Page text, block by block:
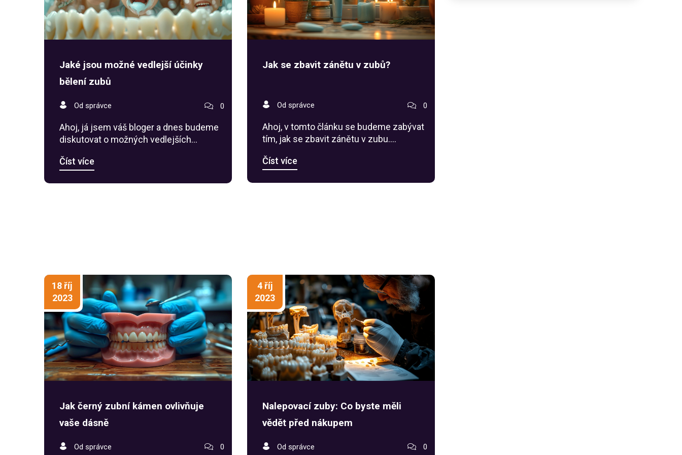
Jaké jsou možné vedlejší účinky
bělení zubů
Od správce 0
Ahoj, já jsem váš bloger a dnes budeme
diskutovat o možných vedlejších
relevantní, protože stále více lidí se
Číst více
Jak se zbavit zánětu v zubů?
Od správce 0
Ahoj, v tomto článku se budeme zabývat
tím, jak se zbavit zánětu v zubu.
řešení, které vám mohou pomoci a také
Číst více
18 říj
2023
Jak černý zubní kámen ovlivňuje
vaše dásně
Od správce 0
4 říj
2023
Nalepovací zuby: Co byste měli
vědět před nákupem
Od správce 0